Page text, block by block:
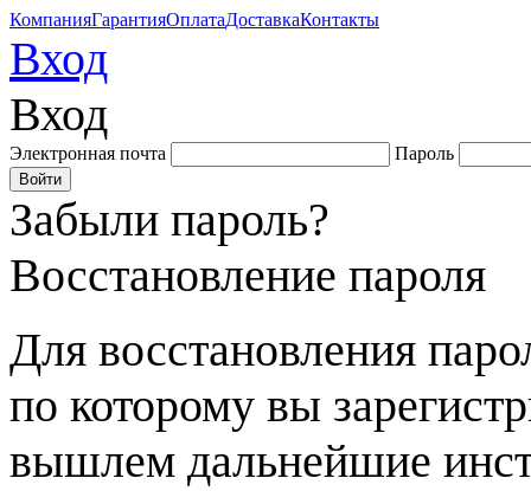
КомпанияГарантияОплатаДоставкаКонтакты
Вход
Вход
Электронная почта Пароль
Забыли пароль?
Восстановление пароля
Для восстановления
по которому вы
вышлем дальнейшие